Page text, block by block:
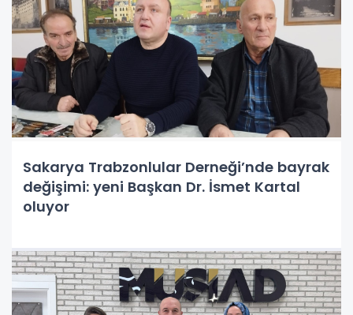
Sakarya Trabzonlular Derneği’nde bayrak
değişimi: yeni Başkan Dr. İsmet Kartal
oluyor